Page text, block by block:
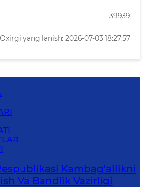
39939
Oxirgi yangilanish: 2026-07-03 18:27:57
Kambag‘allikni
Va Bandlik Vazirligi